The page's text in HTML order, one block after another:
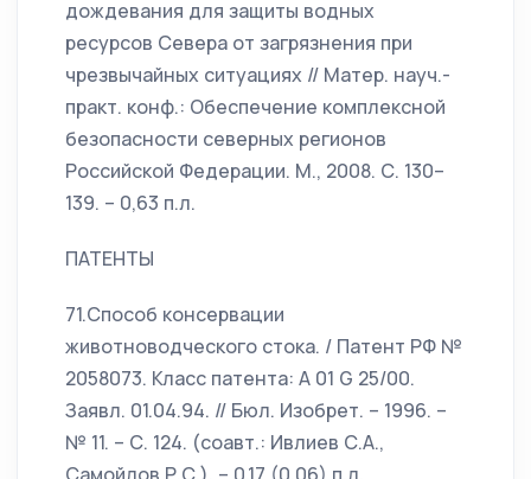
дождевания для защиты водных
ресурсов Севера от загрязнения при
чрезвычайных ситуациях // Матер. науч.-
практ. конф.: Обеспечение комплексной
безопасности северных регионов
Российской Федерации. М., 2008. С. 130–
139. – 0,63 п.л.
ПАТЕНТЫ
71.Способ консервации
животноводческого стока. / Патент РФ №
2058073. Класс патента: A 01 G 25/00.
Заявл. 01.04.94. // Бюл. Изобрет. – 1996. –
№ 11. – С. 124. (соавт.: Ивлиев С.А.,